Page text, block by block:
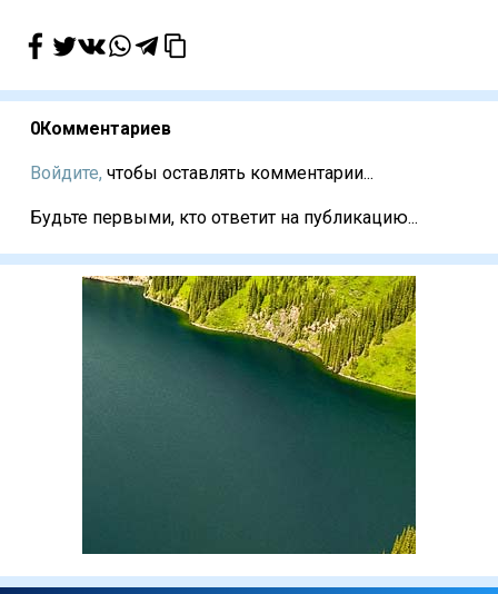
0Комментариев
Войдите, чтобы оставлять комментарии...
Будьте первыми, кто ответит на публикацию...